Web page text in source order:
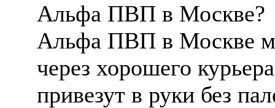
Альфа ПВП в Москве?
Альфа ПВП в Москве
через хорошего
привезут в руки без